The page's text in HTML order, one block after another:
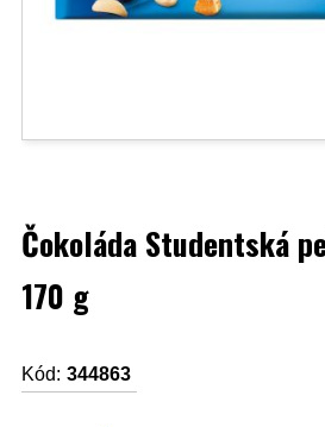
Čokoláda Studentská
170 g
Kód: 344863